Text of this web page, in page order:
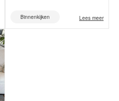
Binnenkijken Lees meer